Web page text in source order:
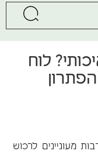
לוח
מעוניינים לרכוש